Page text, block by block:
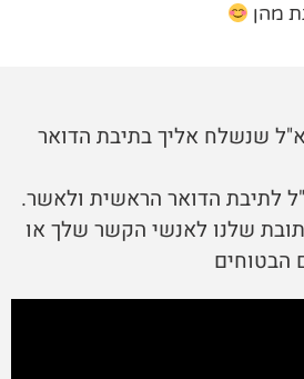
מהן
שנשלח אליך בתיבת הדואר
לתיבת הדואר הראשית ולאשר.
שלנו לאנשי הקשר שלך או
הבטוחים